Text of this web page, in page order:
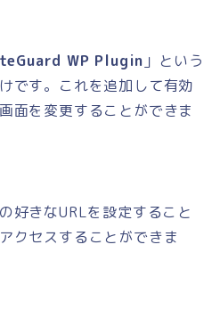
WP Plugin 」という
です。これを追加して有効
面を変更することができま
好きなURLを設定すること
クセスすることができま